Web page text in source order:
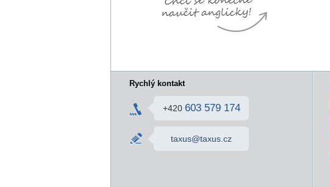
Rychlý kontakt
+420 603 579 174
taxus@taxus.cz